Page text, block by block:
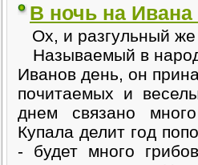
В ночь на Ивана
Ох, и разгульный же
Называемый в
Иванов день, он
почитаемых и
днем связано
Купала делит год
- будет много